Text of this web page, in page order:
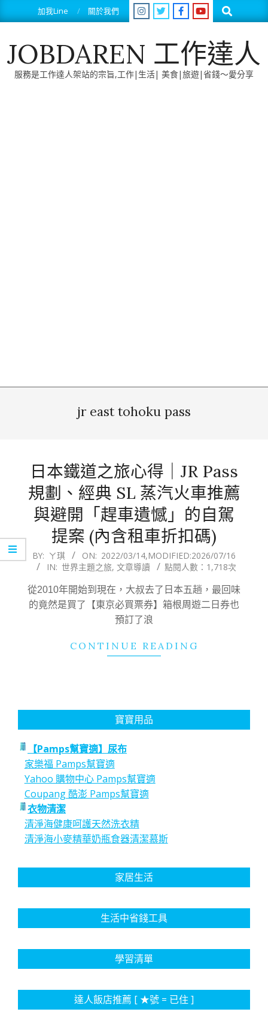
to
加我Line 關於我們 Search
JOBDAREN 工作達人
服務是工作達人架站的宗旨,工作|生活| 美食|旅遊|省錢～愛分享
jr east tohoku pass
日本鐵道之旅心得｜JR Pass
規劃、經典 SL 蒸汽火車推薦
與避開「趕車遺憾」的自駕
提案 (內含租車折扣碼)
2022-
03-
14
BY: ㄚ琪 ON: 2022/03/14,MODIFIED:2026/07/16
IN: 世界主題之旅, 文章導讀 點閱人數：1,718次
從2010年開始到現在，大叔去了日本五趟，最回味
的竟然是買了【東京必買票券】箱根周遊二日券也
預訂了浪
CONTINUE READING
寶寶用品
【Pamps幫寶適】尿布
家樂福 Pamps幫寶適
Yahoo 購物中心 Pamps幫寶適
Coupang 酷澎 Pamps幫寶適
衣物清潔
清淨海健康呵護天然洗衣精
清淨海小麥精華奶瓶食器清潔慕斯
家居生活
生活中省錢工具
學習清單
達人飯店推薦 [ ★號 = 已住 ]